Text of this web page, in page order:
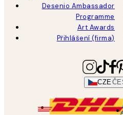
Desenio Ambassador
Programme
Art Awards
Přihlášení (firma)
CZE